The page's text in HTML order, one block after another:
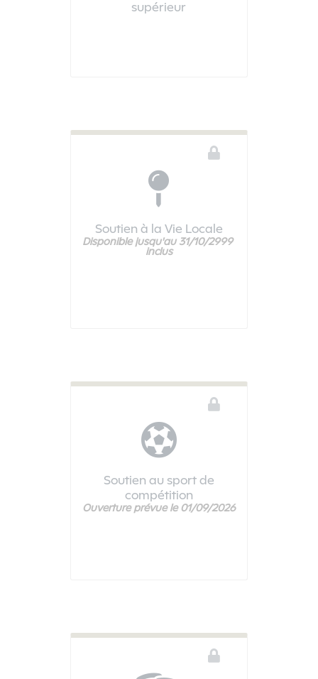
supérieur
Soutien à la Vie Locale
Vous devez être connecté pour accéder à ce téléservice
Disponible jusqu'au 31/10/2999
inclus
Soutien au sport de
compétition
Ce téléservice n'est pas disponible
Ouverture prévue le 01/09/2026